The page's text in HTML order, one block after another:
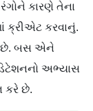
કારણે તેના
ક્રીએટ કરવાનું.
છે. બસ એને
અભ્યાસ
કરે છે.